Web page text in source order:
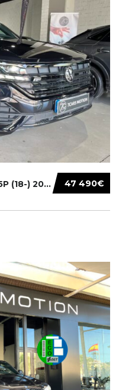
47 490€
VOLKSWAGEN TOUAREG (CR) 5P (18-) 2021...